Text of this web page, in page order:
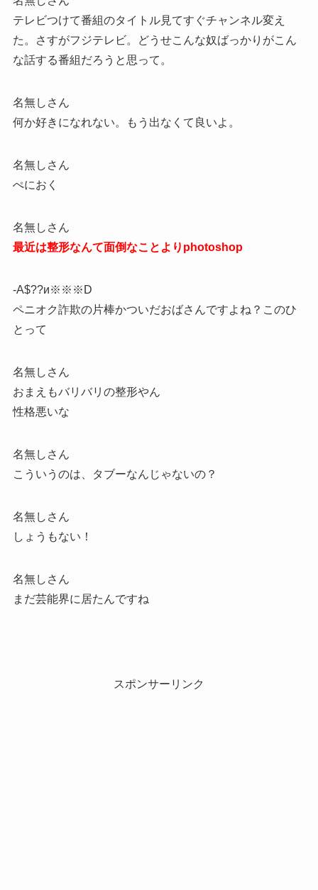
テレビつけて番組のタイトル見てすぐチャンネル変え
た。さすがフジテレビ。どうせこんな奴ばっかりがこん
な話する番組だろうと思って。
名無しさん
何か好きになれない。もう出なくて良いよ。
名無しさん
ぺにおく
名無しさん
最近は整形なんて面倒なことよりphotoshop
-A$??и※※※D
ペニオク詐欺の片棒かついだおばさんですよね？このひ
とって
名無しさん
おまえもバリバリの整形やん
性格悪いな
名無しさん
こういうのは、タブーなんじゃないの？
名無しさん
しょうもない！
名無しさん
まだ芸能界に居たんですね
スポンサーリンク